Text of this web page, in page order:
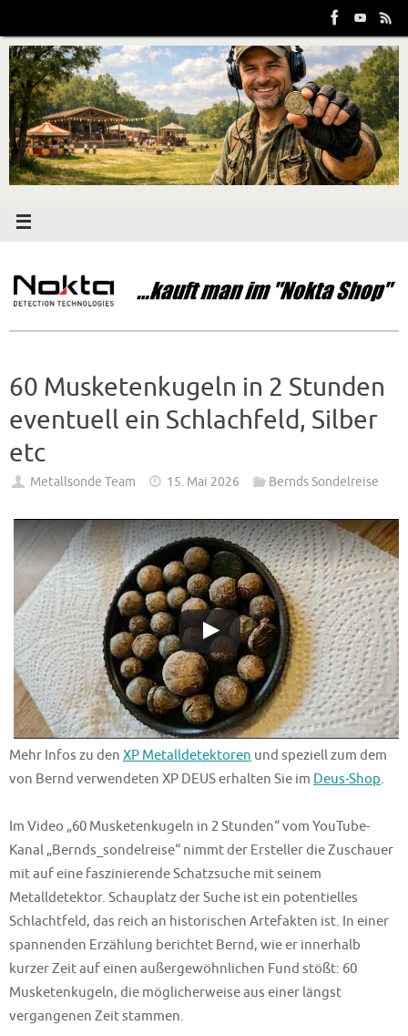
Inhalt
springen
60 Musketenkugeln in 2 Stunden
eventuell ein Schlachfeld, Silber
etc
Metallsonde Team 15. Mai 2026 Bernds Sondelreise
Mehr Infos zu den XP Metalldetektoren und speziell zum dem
von Bernd verwendeten XP DEUS erhalten Sie im Deus-Shop.
Im Video „60 Musketenkugeln in 2 Stunden“ vom YouTube-
Kanal „Bernds_sondelreise“ nimmt der Ersteller die Zuschauer
mit auf eine faszinierende Schatzsuche mit seinem
Metalldetektor. Schauplatz der Suche ist ein potentielles
Schlachtfeld, das reich an historischen Artefakten ist. In einer
spannenden Erzählung berichtet Bernd, wie er innerhalb
kurzer Zeit auf einen außergewöhnlichen Fund stößt: 60
Musketenkugeln, die möglicherweise aus einer längst
vergangenen Zeit stammen.